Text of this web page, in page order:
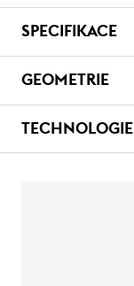
SPECIFIKACE
GEOMETRIE
TECHNOLOGIE